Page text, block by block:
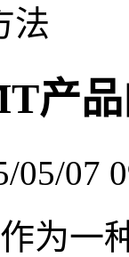
法
产
05/07
为一